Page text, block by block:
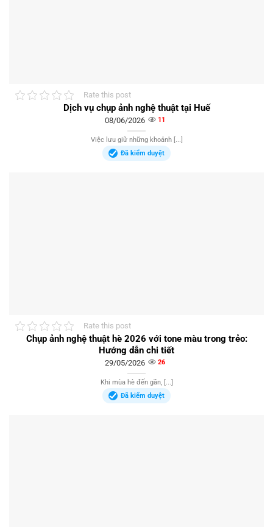
Rate this post
Dịch vụ chụp ảnh nghệ thuật tại Huế
08/06/2026 11
Việc lưu giữ những khoảnh [...]
Đã kiểm duyệt
Rate this post
Chụp ảnh nghệ thuật hè 2026 với tone màu trong trẻo:
Hướng dẫn chi tiết
29/05/2026 26
Khi mùa hè đến gần, [...]
Đã kiểm duyệt